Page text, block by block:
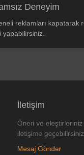
Deneyim
reklamları kapatarak
yapabilirsiniz.
İletişim
Öneri ve eleştirleriniz
iletişime
Mesaj Gönder